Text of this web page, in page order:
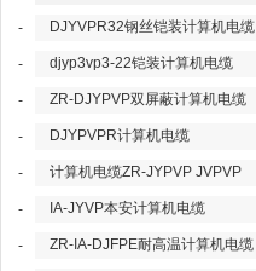
- DJYVPR32钢丝铠装计算机电缆
- djyp3vp3-22铠装计算机电缆
- ZR-DJYPVP双屏蔽计算机电缆
- DJYPVPR计算机电缆
- 计算机电缆ZR-JYPVP JVPVP
- IA-JYVP本安计算机电缆
- ZR-IA-DJFPE耐高温计算机电缆